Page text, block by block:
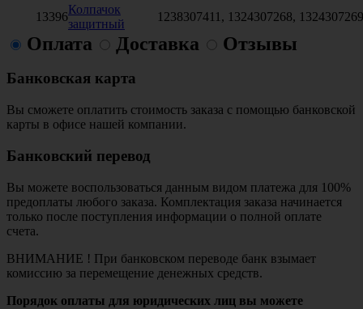
13396
Колпачок
защитный
1238307411, 1324307268, 1324307269
Оплата Доставка Отзывы
Банковская карта
Вы сможете оплатить стоимость заказа с помощью банковской
карты в офисе нашей компании.
Банковский перевод
Вы можете воспользоваться данным видом платежа для 100%
предоплаты любого заказа. Комплектация заказа начинается
только после поступления информации о полной оплате
счета.
ВНИМАНИЕ ! При банковском переводе банк взымает
комиссию за перемещение денежных средств.
Порядок оплаты для юридических лиц вы можете